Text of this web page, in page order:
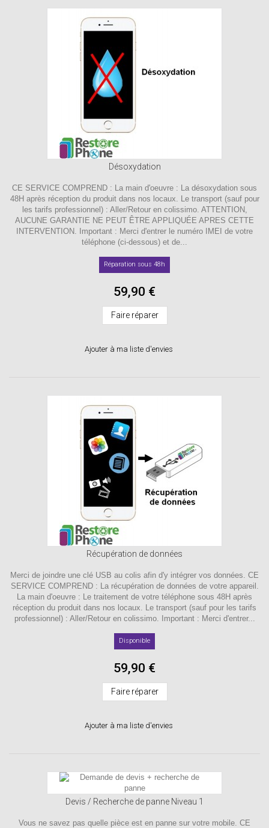
Désoxydation
CE SERVICE COMPREND : La main d'oeuvre : La désoxydation sous
48H après réception du produit dans nos locaux. Le transport (sauf pour
les tarifs professionnel) : Aller/Retour en colissimo. ATTENTION,
AUCUNE GARANTIE NE PEUT ÊTRE APPLIQUÉE APRES CETTE
INTERVENTION. Important : Merci d'entrer le numéro IMEI de votre
téléphone (ci-dessous) et de...
Réparation sous 48h
59,90 €
Faire réparer
Ajouter à ma liste d'envies
Récupération de données
Merci de joindre une clé USB au colis afin d'y intégrer vos données. CE
SERVICE COMPREND : La récupération de données de votre appareil.
La main d'oeuvre : Le traitement de votre téléphone sous 48H après
réception du produit dans nos locaux. Le transport (sauf pour les tarifs
professionnel) : Aller/Retour en colissimo. Important : Merci d'entrer...
Disponible
59,90 €
Faire réparer
Ajouter à ma liste d'envies
Devis / Recherche de panne Niveau 1
Vous ne savez pas quelle pièce est en panne sur votre mobile. CE